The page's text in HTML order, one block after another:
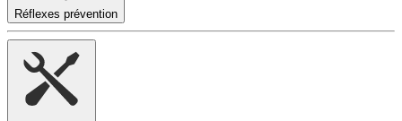
Réflexes prévention